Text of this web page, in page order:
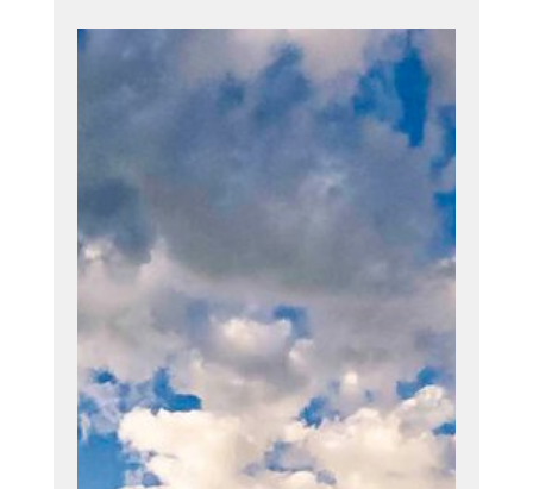
Misión
Comprometerno
s a brindarles a
nuestros
clientes la más
alta calidad